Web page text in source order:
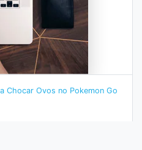
Chocar Ovos no Pokemon Go